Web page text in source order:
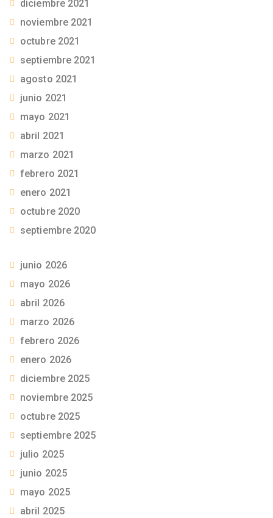
diciembre 2021
noviembre 2021
octubre 2021
septiembre 2021
agosto 2021
junio 2021
mayo 2021
abril 2021
marzo 2021
febrero 2021
enero 2021
octubre 2020
septiembre 2020
junio 2026
mayo 2026
abril 2026
marzo 2026
febrero 2026
enero 2026
diciembre 2025
noviembre 2025
octubre 2025
septiembre 2025
julio 2025
junio 2025
mayo 2025
abril 2025